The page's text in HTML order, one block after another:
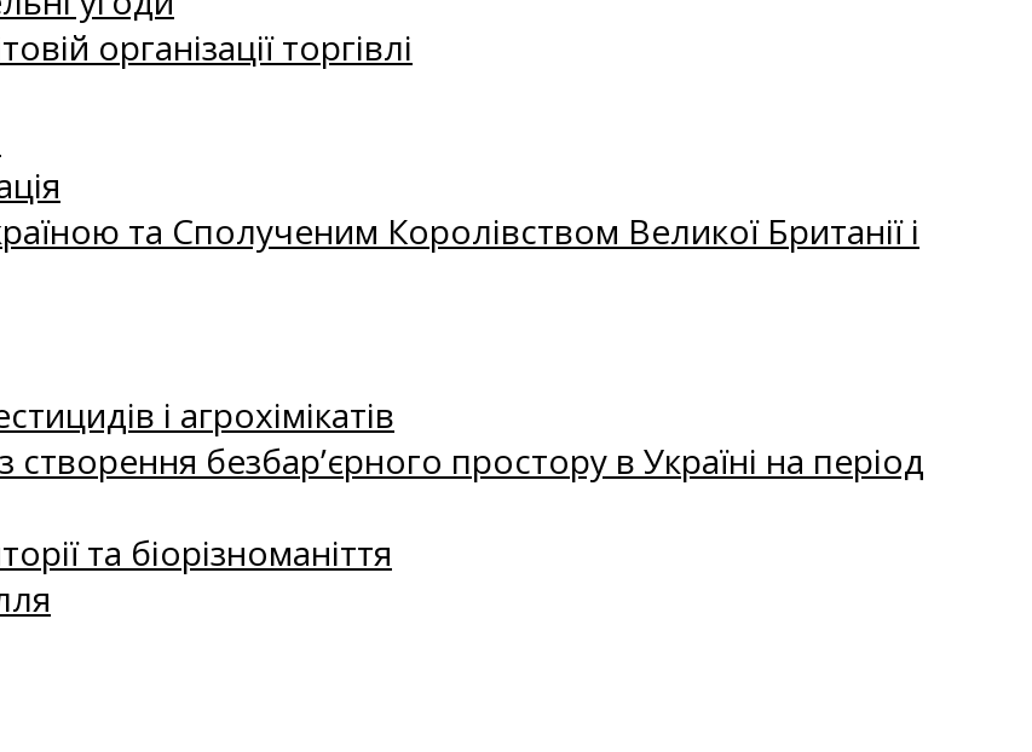
організації торгівлі
та Сполученим Королівством Великої Британії і
і агрохімікатів
створення безбар’єрного простору в Україні на період
та біорізноманіття